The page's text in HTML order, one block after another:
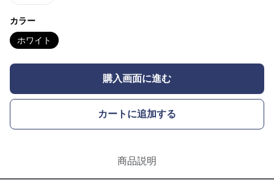
カラー
ホワイト
購入画面に進む
カートに追加する
商品説明